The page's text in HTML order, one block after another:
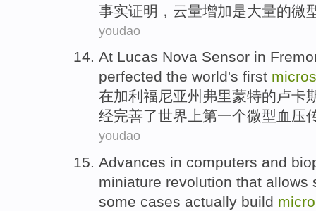
事实证明， 云量增加是大量的微
youdao
At Lucas Nova Sensor in
perfected the world's first
在加利福尼亚州 弗里蒙特的卢卡
经完善了世界 上第一个微型 血压
youdao
Advances in computers and
miniature revolution that allows
some cases actually build